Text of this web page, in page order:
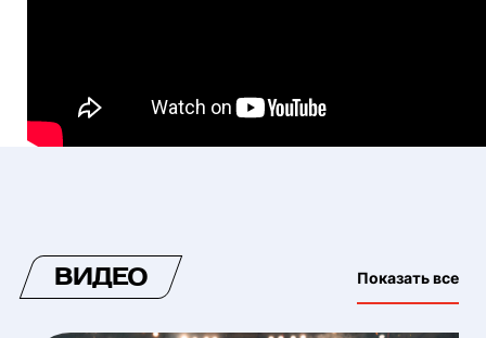
ВИДЕО Показать все